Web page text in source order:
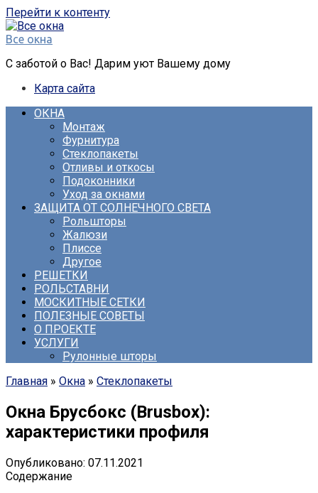
Перейти к контенту
Все окна
С заботой о Вас! Дарим уют Вашему дому
Карта сайта
ОКНА
Монтаж
Фурнитура
Стеклопакеты
Отливы и откосы
Подоконники
Уход за окнами
ЗАЩИТА ОТ СОЛНЕЧНОГО СВЕТА
Рольшторы
Жалюзи
Плиссе
Другое
РЕШЕТКИ
РОЛЬСТАВНИ
МОСКИТНЫЕ СЕТКИ
ПОЛЕЗНЫЕ СОВЕТЫ
О ПРОЕКТЕ
УСЛУГИ
Рулонные шторы
Главная » Окна » Стеклопакеты
Окна Брусбокс (Brusbox):
характеристики профиля
Опубликовано: 07.11.2021
Содержание